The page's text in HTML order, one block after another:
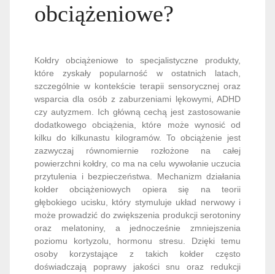
obciążeniowe?
Kołdry obciążeniowe to specjalistyczne produkty,
które zyskały popularność w ostatnich latach,
szczególnie w kontekście terapii sensorycznej oraz
wsparcia dla osób z zaburzeniami lękowymi, ADHD
czy autyzmem. Ich główną cechą jest zastosowanie
dodatkowego obciążenia, które może wynosić od
kilku do kilkunastu kilogramów. To obciążenie jest
zazwyczaj równomiernie rozłożone na całej
powierzchni kołdry, co ma na celu wywołanie uczucia
przytulenia i bezpieczeństwa. Mechanizm działania
kołder obciążeniowych opiera się na teorii
głębokiego ucisku, który stymuluje układ nerwowy i
może prowadzić do zwiększenia produkcji serotoniny
oraz melatoniny, a jednocześnie zmniejszenia
poziomu kortyzolu, hormonu stresu. Dzięki temu
osoby korzystające z takich kołder często
doświadczają poprawy jakości snu oraz redukcji